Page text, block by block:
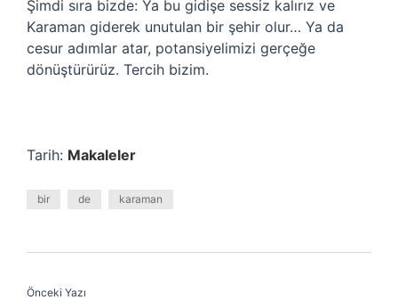
Şimdi sıra bizde: Ya bu gidişe sessiz kalırız ve
Karaman giderek unutulan bir şehir olur… Ya da
cesur adımlar atar, potansiyelimizi gerçeğe
dönüştürürüz. Tercih bizim.
Tarih: Makaleler
bir de karaman
Önceki Yazı